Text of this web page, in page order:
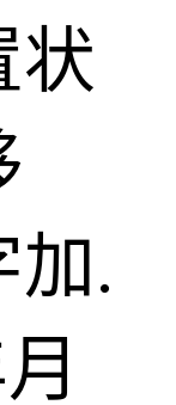
状
加.